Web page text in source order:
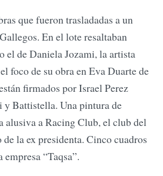
que fueron trasladadas a un
En el lote resaltaban
el de Daniela Jozami, la artista
foco de su obra en Eva Duarte de
firmados por Israel Perez
y Battistella. Una pintura de
alusiva a Racing Club, el club del
la ex presidenta. Cinco cuadros
“Taqsa”.